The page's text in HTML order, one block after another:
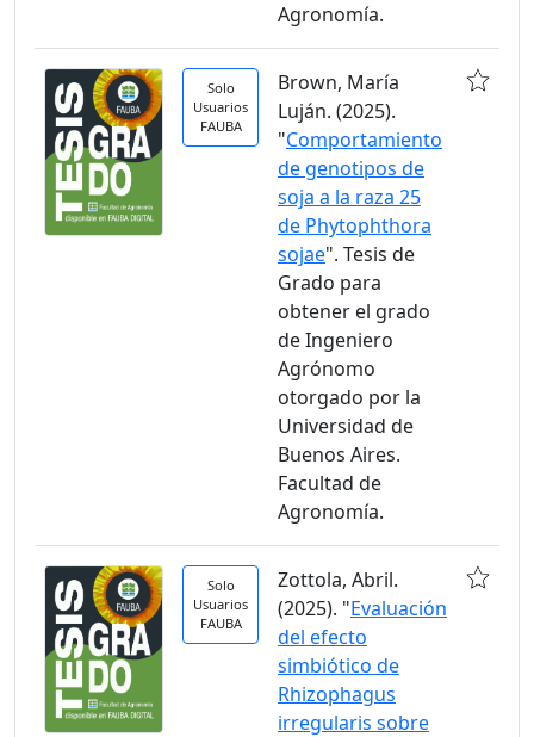
Agronomía.
Solo
Usuarios
FAUBA
Brown, María
Luján. (2025).
"Comportamiento
de genotipos de
soja a la raza 25
de Phytophthora
sojae". Tesis de
Grado para
obtener el grado
de Ingeniero
Agrónomo
otorgado por la
Universidad de
Buenos Aires.
Facultad de
Agronomía.
Solo
Usuarios
FAUBA
Zottola, Abril.
(2025). "Evaluación
del efecto
simbiótico de
Rhizophagus
irregularis sobre